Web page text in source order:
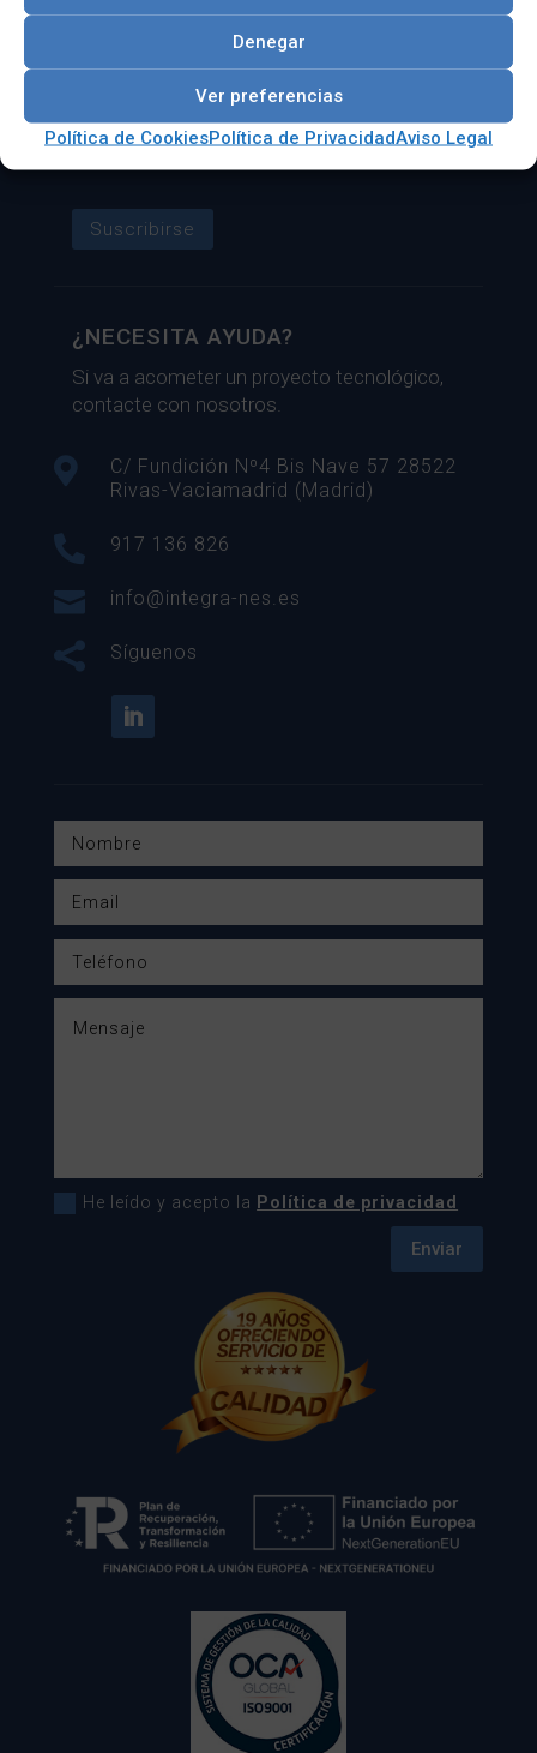
Denegar
Ver preferencias
Política de CookiesPolítica de PrivacidadAviso Legal
LISTA DE CORREO
y conocer de primera mano nuestras ofertas y
novedades dese de alta en nuestra lista de
Suscribirse
¿NECESITA AYUDA?
Si va a acometer un proyecto tecnológico,
contacte con nosotros.

C/ Fundición Nº4 Bis Nave 57 28522
Rivas-Vaciamadrid (Madrid)
 917 136 826
 info@integra-nes.es
 Síguenos
He leído y acepto la Política de privacidad
Enviar